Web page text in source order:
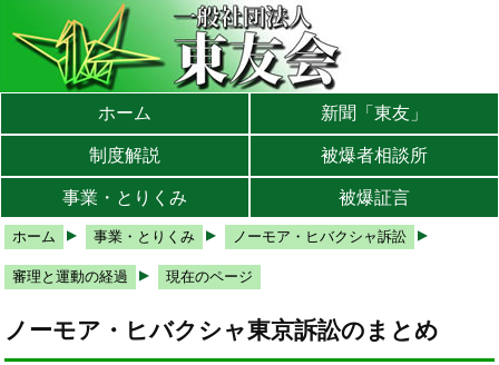
メインメニューへ
サブメニューへ
現在地ナビ（パンくずリスト）へ
ホーム 新聞「東友」
制度解説 被爆者相談所
事業・とりくみ 被爆証言
ホーム 事業・とりくみ ノーモア・ヒバクシャ訴訟
審理と運動の経過 現在のページ
ノーモア・ヒバクシャ東京訴訟のまとめ